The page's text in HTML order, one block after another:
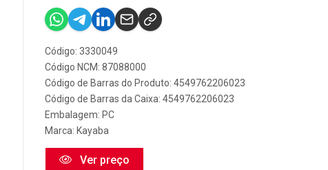
Código: 3330049
Código NCM: 87088000
Código de Barras do Produto: 4549762206023
Código de Barras da Caixa: 4549762206023
Embalagem: PC
Marca: Kayaba
Ver preço